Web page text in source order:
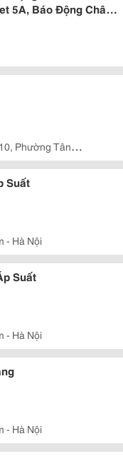
5A, Báo Động Chân
100 101 Công Tắc
Kpa
Phường Tân
Suất
- Hà Nội
Suất
- Hà Nội
- Hà Nội